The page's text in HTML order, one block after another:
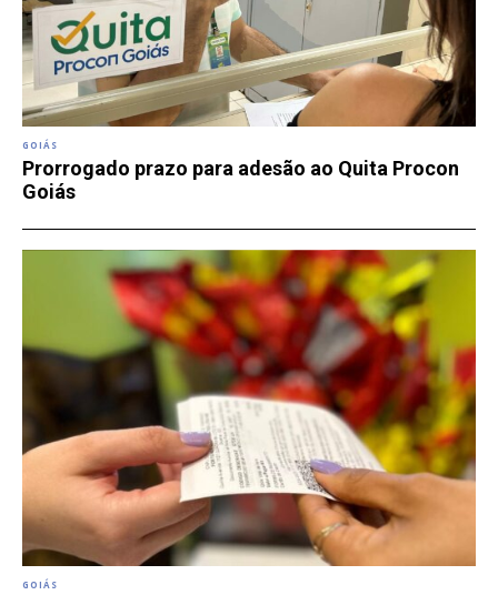
GOIÁS
Prorrogado prazo para adesão ao Quita Procon
Goiás
GOIÁS